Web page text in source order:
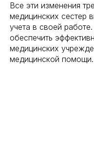
Все эти изменения
медицинских сестер
учета в своей
обеспечить
медицинских
медицинской помощи.